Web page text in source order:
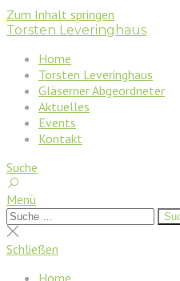
Zum Inhalt springen
Torsten Leveringhaus
Home
Torsten Leveringhaus
Gläserner Abgeordneter
Aktuelles
Events
Kontakt
Suche
Menü
Suchen
nach:
Suche
schließen
Schließen
Home